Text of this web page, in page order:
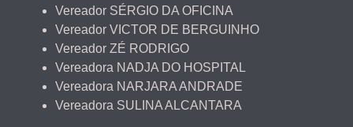
Vereador SÉRGIO DA OFICINA
Vereador VICTOR DE BERGUINHO
Vereador ZÉ RODRIGO
Vereadora NADJA DO HOSPITAL
Vereadora NARJARA ANDRADE
Vereadora SULINA ALCANTARA